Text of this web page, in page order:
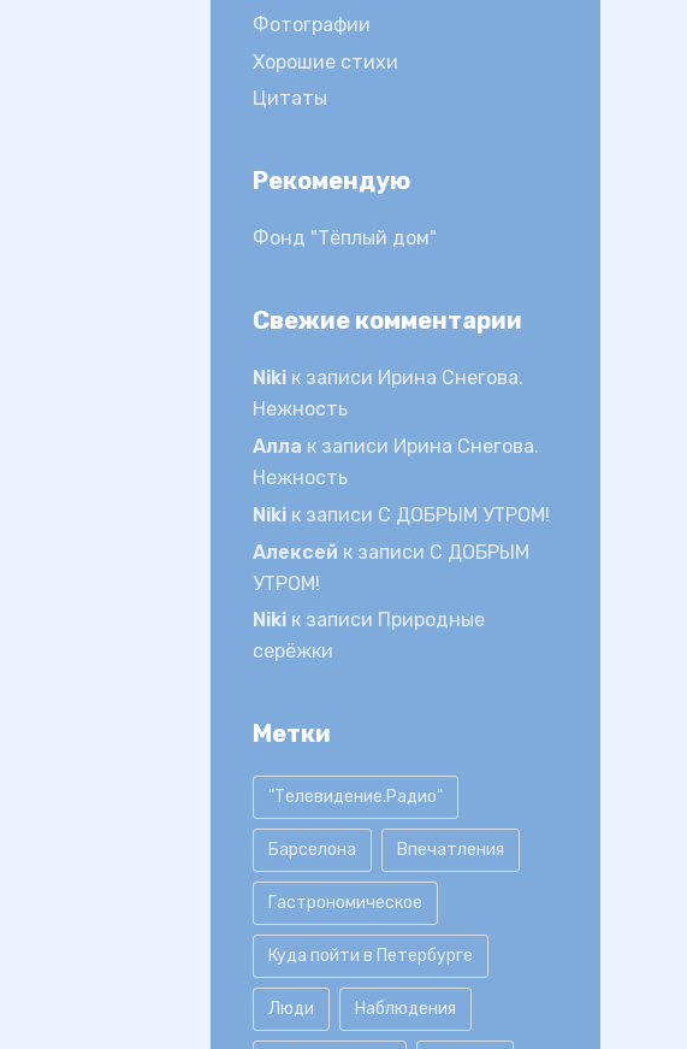
Фотографии
Хорошие стихи
Цитаты
Рекомендую
Фонд "Тёплый дом"
Свежие комментарии
Niki к записи Ирина Снегова.
Нежность
Алла к записи Ирина Снегова.
Нежность
Niki к записи С ДОБРЫМ УТРОМ!
Алексей к записи С ДОБРЫМ
УТРОМ!
Niki к записи Природные
серёжки
Метки
"Телевидение.Радио"
Барселона Впечатления
Гастрономическое
Куда пойти в Петербурге
Люди Наблюдения